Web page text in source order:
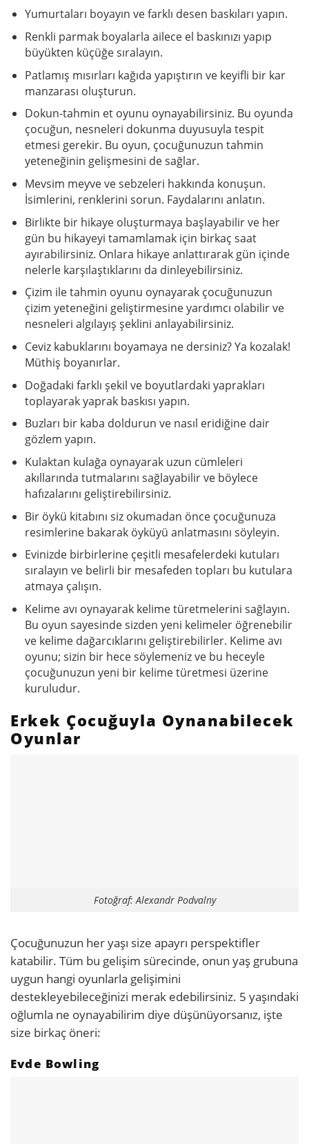
Yumurtaları boyayın ve farklı desen baskıları yapın.
Renkli parmak boyalarla ailece el baskınızı yapıp
büyükten küçüğe sıralayın.
Patlamış mısırları kağıda yapıştırın ve keyifli bir kar
manzarası oluşturun.
Dokun-tahmin et oyunu oynayabilirsiniz. Bu oyunda
çocuğun, nesneleri dokunma duyusuyla tespit
etmesi gerekir. Bu oyun, çocuğunuzun tahmin
yeteneğinin gelişmesini de sağlar.
Mevsim meyve ve sebzeleri hakkında konuşun.
İsimlerini, renklerini sorun. Faydalarını anlatın.
Birlikte bir hikaye oluşturmaya başlayabilir ve her
gün bu hikayeyi tamamlamak için birkaç saat
ayırabilirsiniz. Onlara hikaye anlattırarak gün içinde
nelerle karşılaştıklarını da dinleyebilirsiniz.
Çizim ile tahmin oyunu oynayarak çocuğunuzun
çizim yeteneğini geliştirmesine yardımcı olabilir ve
nesneleri algılayış şeklini anlayabilirsiniz.
Ceviz kabuklarını boyamaya ne dersiniz? Ya kozalak!
Müthiş boyanırlar.
Doğadaki farklı şekil ve boyutlardaki yaprakları
toplayarak yaprak baskısı yapın.
Buzları bir kaba doldurun ve nasıl eridiğine dair
gözlem yapın.
Kulaktan kulağa oynayarak uzun cümleleri
akıllarında tutmalarını sağlayabilir ve böylece
hafızalarını geliştirebilirsiniz.
Bir öykü kitabını siz okumadan önce çocuğunuza
resimlerine bakarak öyküyü anlatmasını söyleyin.
Evinizde birbirlerine çeşitli mesafelerdeki kutuları
sıralayın ve belirli bir mesafeden topları bu kutulara
atmaya çalışın.
Kelime avı oynayarak kelime türetmelerini sağlayın.
Bu oyun sayesinde sizden yeni kelimeler öğrenebilir
ve kelime dağarcıklarını geliştirebilirler. Kelime avı
oyunu; sizin bir hece söylemeniz ve bu heceyle
çocuğunuzun yeni bir kelime türetmesi üzerine
kuruludur.
Erkek Çocuğuyla Oynanabilecek
Oyunlar
Fotoğraf: Alexandr Podvalny
Çocuğunuzun her yaşı size apayrı perspektifler
katabilir. Tüm bu gelişim sürecinde, onun yaş grubuna
uygun hangi oyunlarla gelişimini
destekleyebileceğinizi merak edebilirsiniz. 5 yaşındaki
oğlumla ne oynayabilirim diye düşünüyorsanız, işte
size birkaç öneri:
Evde Bowling